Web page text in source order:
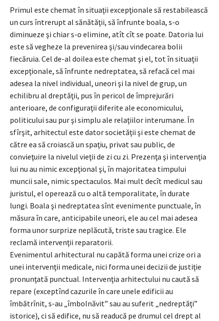
Primul este chemat în situaţii excepţionale să restabilească
un curs întrerupt al sănătăţii, să înfrunte boala, s-o
diminueze şi chiar s-o elimine, atît cît se poate. Datoria lui
este să vegheze la prevenirea şi/sau vindecarea bolii
fiecăruia. Cel de-al doilea este chemat şi el, tot în situaţii
excepţionale, să înfrunte nedreptatea, să refacă cel mai
adesea la nivel individual, uneori şi la nivel de grup, un
echilibru al dreptăţii, pus în pericol de împrejurări
anterioare, de configuraţii diferite ale economicului,
politicului sau pur şi simplu ale relaţiilor interumane. În
sfîrşit, arhitectul este dator societăţii şi este chemat de
către ea să croiască un spaţiu, privat sau public, de
convieţuire la nivelul vieţii de zi cu zi. Prezenţa şi intervenţia
lui nu au nimic excepţional şi, în majoritatea timpului
muncii sale, nimic spectaculos. Mai mult decît medicul sau
juristul, el operează cu o altă temporalitate, în durate
lungi. Boala şi nedreptatea sînt evenimente punctuale, în
măsura în care, anticipabile uneori, ele au cel mai adesea
forma unor surprize neplăcută, triste sau tragice. Ele
reclamă intervenţii reparatorii.
Evenimentul arhitectural nu capătă forma unei crize ori a
unei intervenţii medicale, nici forma unei decizii de justiţie
pronunţată punctual. Intervenţia arhitectului nu caută să
repare (exceptînd cazurile în care unele edificii au
îmbătrînit, s-au „îmbolnăvit” sau au suferit „nedreptăţi”
istorice), ci să edifice, nu să readucă pe drumul cel drept al